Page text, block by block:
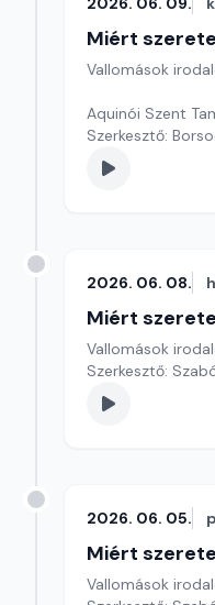
Miért
Vallomások
Aquinói Szent
Szerkesztő:
2026. 06. 08.
Miért
Vallomások
Szerkesztő:
2026. 06. 05.
Miért
Vallomások